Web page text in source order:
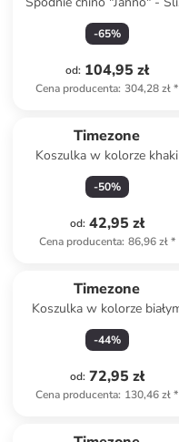
fit - w kolorze szarym
-65%
od: 104,95 zł
Cena producenta: 304,28 zł*
Timezone
Koszulka w kolorze khaki
-50%
od: 42,95 zł
Cena producenta: 86,96 zł*
Timezone
Koszulka w kolorze
-44%
od: 72,95 zł
Cena producenta: 130,46 zł*